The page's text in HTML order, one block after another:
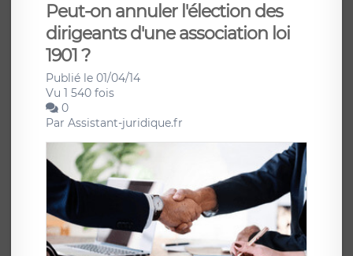
Peut-on annuler l'élection des
dirigeants d'une association loi
1901 ?
Publié le 01/04/14
Vu 1 540 fois
0
Par Assistant-juridique.fr